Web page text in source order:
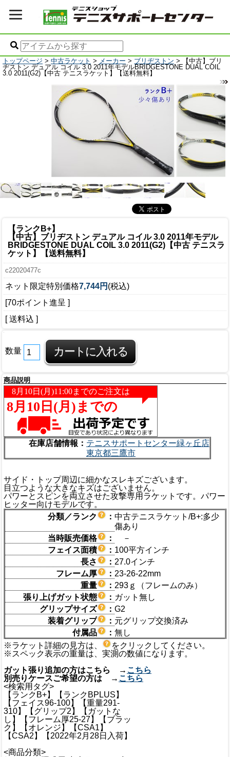
トップページ > 中古ラケット > メーカー > ブリヂストン > 【中古】ブリ
ヂストン デュアル コイル 3.0 2011年モデルBRIDGESTONE DUAL COIL
3.0 2011(G2)【中古 テニスラケット】【送料無料】
【ランクB+】
【中古】ブリヂストン デュアル コイル 3.0 2011年モデル
BRIDGESTONE DUAL COIL 3.0 2011(G2)【中古 テニスラ
ケット】【送料無料】
c22020477c
ネット限定特別価格7,744円 (税込)
[70ポイント進呈 ]
[ 送料込 ]
数量
商品説明
在庫店舗情報： テニスサポートセンター緑ヶ丘店
東京都三鷹市
サイド・トップ周辺に細かなスレキズございます。
目立つような大きなキズはございません。
パワーとスピンを両立させた攻撃専用ラケットです。パワー
ヒッター向けモデルです。
分類／ランク
： 中古テニスラケット/B+:多少
傷あり
当時販売価格
：
－
フェイス面積
： 100平方インチ
長さ
： 27.0インチ
フレーム厚
： 23-26-22mm
重量
： 293ｇ（フレームのみ）
張り上げガット状態
： ガット無し
グリップサイズ
： G2
装着グリップ
： 元グリップ交換済み
付属品
： 無し
※ラケット詳細の見方は、
をクリックしてください。
※スペック表示の重量は、実測の数値になります。
ガット張り追加の方はこちら → こちら
別売りケースご希望の方は → こちら
<検索用タグ>
【ランクB+】【ランクBPLUS】
【フェイス96-100】【重量291-
310】【グリップ2】【ガットな
し】【フレーム厚25-27】【ブラッ
ク】【オレンジ】【CSA1】
【CSA2】【2022年2月28日入荷】
<商品分類>